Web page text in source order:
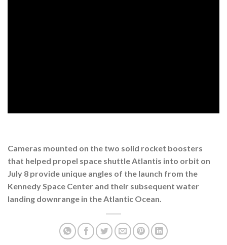
Cameras mounted on the two solid rocket boosters
that helped propel space shuttle Atlantis into orbit on
July 8 provide unique angles of the launch from the
Kennedy Space Center and their subsequent water
landing downrange in the Atlantic Ocean.